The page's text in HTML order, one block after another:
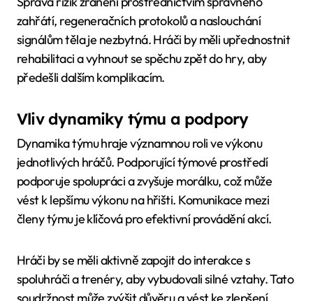
zahřátí, regeneračních protokolů a naslouchání
signálům těla je nezbytná. Hráči by měli upřednostnit
rehabilitaci a vyhnout se spěchu zpět do hry, aby
předešli dalším komplikacím.
Vliv dynamiky týmu a podpory
Dynamika týmu hraje významnou roli ve výkonu
jednotlivých hráčů. Podporující týmové prostředí
podporuje spolupráci a zvyšuje morálku, což může
vést k lepšímu výkonu na hřišti. Komunikace mezi
členy týmu je klíčová pro efektivní provádění akcí.
Hráči by se měli aktivně zapojit do interakce s
spoluhráči a trenéry, aby vybudovali silné vztahy. Tato